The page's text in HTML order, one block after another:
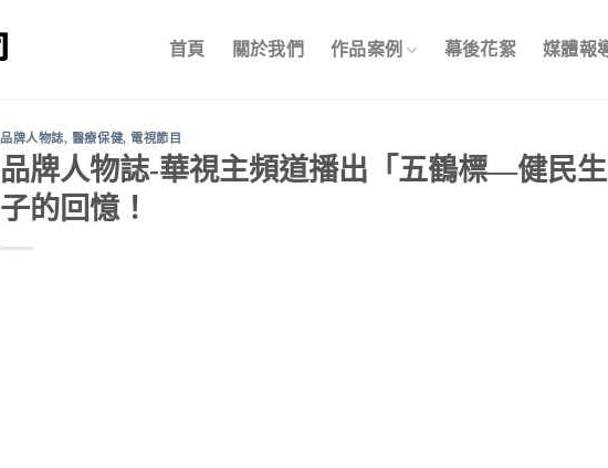
首頁 關於我們 作品案例 幕後花絮 媒體報
品牌人物誌, 醫療保健,電視節目
品牌人物誌-華視主頻道播出「五鶴標—健民
子的回憶！